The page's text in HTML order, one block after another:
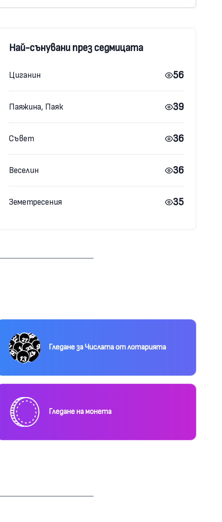
Най-сънувани през седмицата
Циганин 56
Паяжина, Паяк 39
Съвет 36
Веселин 36
Земетресения 35
Гледане за Числата от лотарията
Гледане на монета